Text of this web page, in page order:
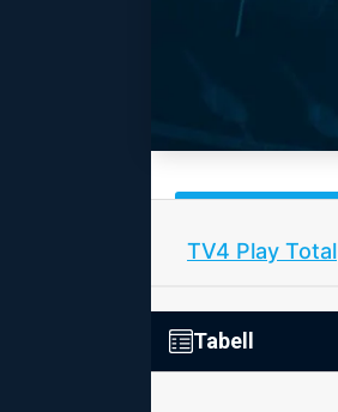
TV4 Play Total
Tabell